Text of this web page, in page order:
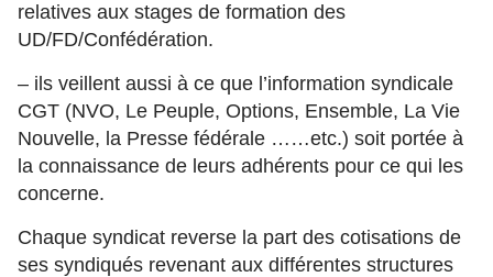
relatives aux stages de formation des
UD/FD/Confédération.
– ils veillent aussi à ce que l’information syndicale
CGT (NVO, Le Peuple, Options, Ensemble, La Vie
Nouvelle, la Presse fédérale ……etc.) soit portée à
la connaissance de leurs adhérents pour ce qui les
concerne.
Chaque syndicat reverse la part des cotisations de
ses syndiqués revenant aux différentes structures